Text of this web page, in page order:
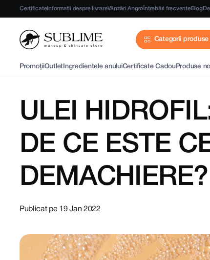
CertificateInformații despre livrareVânzări Angro Întrebări frecventeBlog
Categorii produse
PromoțiiOutlet Ingredientele anuluiCertificate CadouProduse
ULEI
DE CE ESTE
DEMACHIERE?
Publicat pe 19 Jan 2022